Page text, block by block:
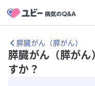
膵臓がん（膵がん）
膵臓がん（膵がん
すか？